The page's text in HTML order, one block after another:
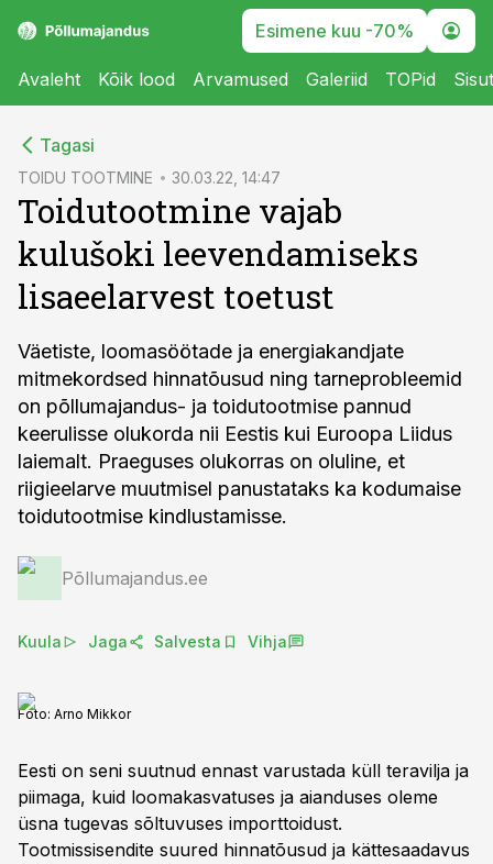
Esimene kuu -70%
Avaleht Kõik lood Arvamused Galeriid TOPid
Tagasi
TOIDU TOOTMINE 30.03.22, 14:47
Toidutootmine vajab
kulušoki leevendamiseks
lisaeelarvest toetust
Väetiste, loomasöötade ja energiakandjate
mitmekordsed hinnatõusud ning tarneprobleemid
on põllumajandus- ja toidutootmise pannud
keerulisse olukorda nii Eestis kui Euroopa Liidus
laiemalt. Praeguses olukorras on oluline, et
riigieelarve muutmisel panustataks ka kodumaise
toidutootmise kindlustamisse.
Põllumajandus.ee
Kuula Jaga Salvesta Vihja
Foto: Arno Mikkor
Eesti on seni suutnud ennast varustada küll teravilja ja
piimaga, kuid loomakasvatuses ja aianduses oleme
üsna tugevas sõltuvuses importtoidust.
Tootmissisendite suured hinnatõusud ja kättesaadavus